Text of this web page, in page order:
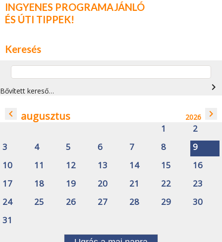
INGYENES PROGRAMAJÁNLÓ
ÉS ÚTI TIPPEK!
Keresés
Bővített kereső… navigate_next
navigate_before augusztus 2026 navigate_next
1
2
3
4 5 6 7 8
9
10
11 12 13 14 15
16
17
18 19 20 21 22
23
24
25 26 27 28 29
30
31